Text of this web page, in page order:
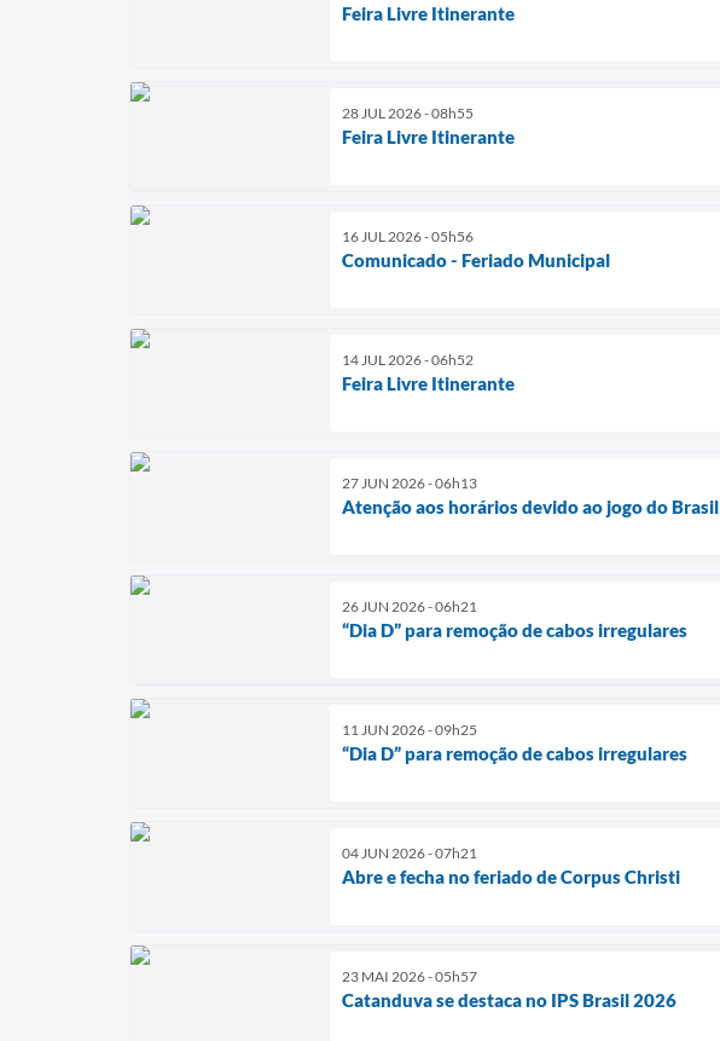
Feira Livre Itinerante
28 JUL 2026 - 08h55
Feira Livre Itinerante
16 JUL 2026 - 05h56
Comunicado - Feriado Municipal
14 JUL 2026 - 06h52
Feira Livre Itinerante
27 JUN 2026 - 06h13
Atenção aos horários devido ao jogo do Brasil
26 JUN 2026 - 06h21
“Dia D” para remoção de cabos irregulares
11 JUN 2026 - 09h25
“Dia D” para remoção de cabos irregulares
04 JUN 2026 - 07h21
Abre e fecha no feriado de Corpus Christi
23 MAI 2026 - 05h57
Catanduva se destaca no IPS Brasil 2026